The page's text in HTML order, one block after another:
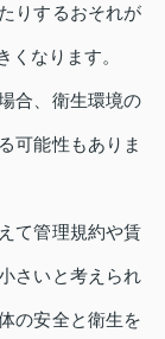
りするおそれが
くなります。
合、衛生環境の
可能性もありま
て管理規約や賃
さいと考えられ
の安全と衛生を